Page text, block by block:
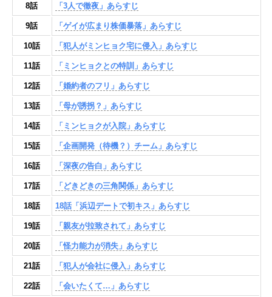
8話 「3人で徹夜」あらすじ
9話 「ゲイが広まり株価暴落」あらすじ
10話 「犯人がミンヒョク宅に侵入」あらすじ
11話 「ミンヒョクとの特訓」あらすじ
12話 「婚約者のフリ」あらすじ
13話 「母が誘拐？」あらすじ
14話 「ミンヒョクが入院」あらすじ
15話 「企画開発（待機？）チーム」あらすじ
16話 「深夜の告白」あらすじ
17話 「どきどきの三角関係」あらすじ
18話 18話「浜辺デートで初キス」あらすじ
19話 「親友が拉致されて」あらすじ
20話 「怪力能力が消失」あらすじ
21話 「犯人が会社に侵入」あらすじ
22話 「会いたくて…」あらすじ